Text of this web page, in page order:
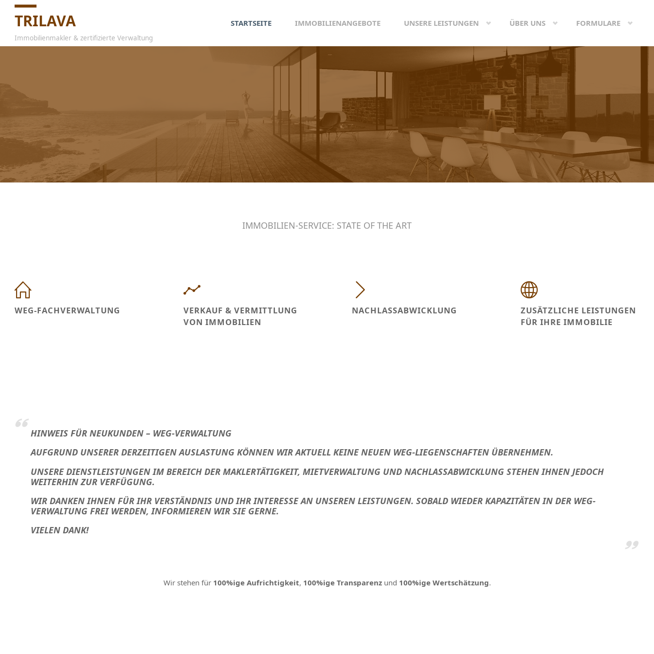
TRILAVA
Immobilienmakler & zertifizierte Verwaltung
STARTSEITE IMMOBILIENANGEBOTE UNSERE LEISTUNGEN ÜBER UNS FORMULARE
IMMOBILIEN-SERVICE: STATE OF THE ART
WEG-FACHVERWALTUNG
VERKAUF & VERMITTLUNG
VON IMMOBILIEN
NACHLASSABWICKLUNG
ZUSÄTZLICHE LEISTUNGEN
FÜR IHRE IMMOBILIE
HINWEIS FÜR NEUKUNDEN – WEG-VERWALTUNG
AUFGRUND UNSERER DERZEITIGEN AUSLASTUNG KÖNNEN WIR AKTUELL KEINE NEUEN WEG-LIEGENSCHAFTEN ÜBERNEHMEN.
UNSERE DIENSTLEISTUNGEN IM BEREICH DER MAKLERTÄTIGKEIT, MIETVERWALTUNG UND NACHLASSABWICKLUNG STEHEN IHNEN JEDOCH
WEITERHIN ZUR VERFÜGUNG.
WIR DANKEN IHNEN FÜR IHR VERSTÄNDNIS UND IHR INTERESSE AN UNSEREN LEISTUNGEN. SOBALD WIEDER KAPAZITÄTEN IN DER WEG-
VERWALTUNG FREI WERDEN, INFORMIEREN WIR SIE GERNE.
VIELEN DANK!
Wir stehen für 100%ige Aufrichtigkeit, 100%ige Transparenzund 100%ige Wertschätzung.